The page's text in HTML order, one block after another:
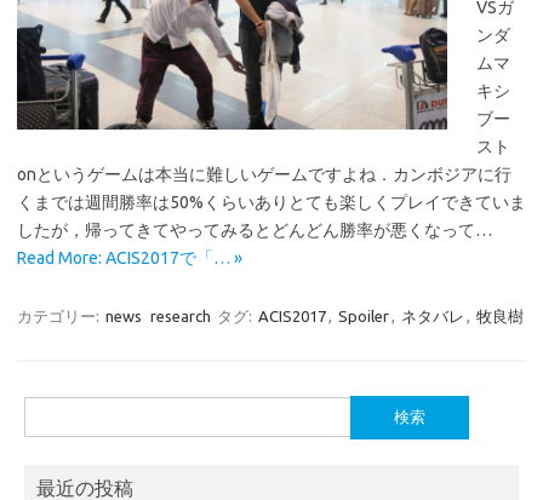
VSガ
ンダ
ムマ
キシ
ブー
スト
onというゲームは本当に難しいゲームですよね．カンボジアに行
くまでは週間勝率は50%くらいありとても楽しくプレイできていま
したが，帰ってきてやってみるとどんどん勝率が悪くなって…
Read More: ACIS2017で「… »
カテゴリー: news research タグ: ACIS2017, Spoiler, ネタバレ , 牧良樹
索:
最近の投稿